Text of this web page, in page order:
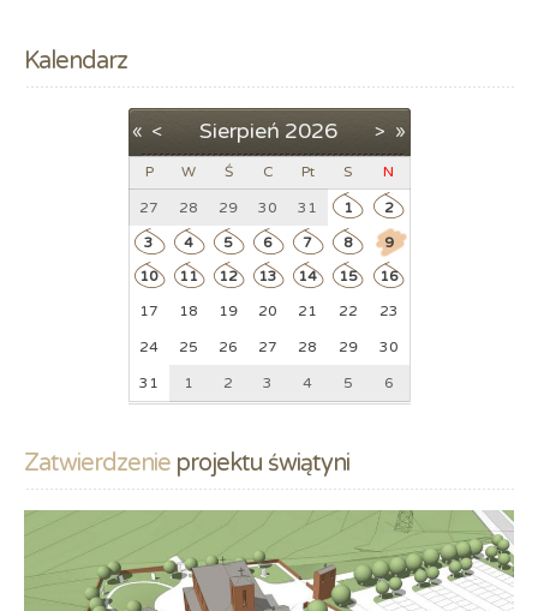
Kalendarz
« < Sierpień 2026 > »
P W Ś C Pt S N
27 28 29 30 31 1 2
3 4 5 6 7 8
9
10
11 12 13 14 15 16
17 18 19 20 21 22 23
24 25 26 27 28 29 30
31 1 2 3 4 5 6
Zatwierdzenie projektu świątyni